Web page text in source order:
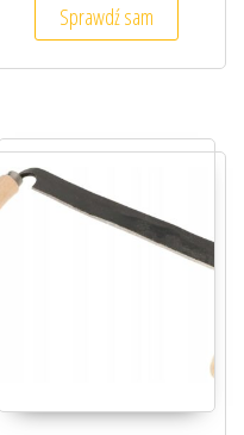
Sprawdź sam